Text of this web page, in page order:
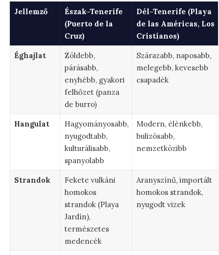
Jellemző
Észak-Tenerife
(Puerto de la
Cruz)
Dél-Tenerife (Playa
de las Américas, Los
Cristianos)
Éghajlat
Zöldebb,
párásabb,
enyhébb, gyakori
felhőzet (panza
de burro)
Szárazabb, naposabb,
melegebb, kevesebb
csapadék
Hangulat
Hagyományosabb,
nyugodtabb,
kulturálisabb,
spanyolabb
Modern, élénkebb,
bulizósabb,
nemzetközibb
Strandok
Fekete vulkáni
homokos
strandok (Playa
Jardín),
természetes
medencék
Aranyszínű, importált
homokos strandok,
nyugodt vizek